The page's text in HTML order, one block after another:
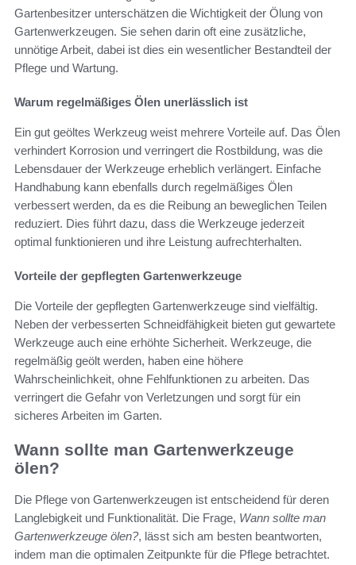
Gartenbesitzer unterschätzen die Wichtigkeit der Ölung von
Gartenwerkzeugen. Sie sehen darin oft eine zusätzliche,
unnötige Arbeit, dabei ist dies ein wesentlicher Bestandteil der
Pflege und Wartung.
Warum regelmäßiges Ölen unerlässlich ist
Ein gut geöltes Werkzeug weist mehrere Vorteile auf. Das Ölen
verhindert Korrosion und verringert die Rostbildung, was die
Lebensdauer der Werkzeuge erheblich verlängert. Einfache
Handhabung kann ebenfalls durch regelmäßiges Ölen
verbessert werden, da es die Reibung an beweglichen Teilen
reduziert. Dies führt dazu, dass die Werkzeuge jederzeit
optimal funktionieren und ihre Leistung aufrechterhalten.
Vorteile der gepflegten Gartenwerkzeuge
Die Vorteile der gepflegten Gartenwerkzeuge sind vielfältig.
Neben der verbesserten Schneidfähigkeit bieten gut gewartete
Werkzeuge auch eine erhöhte Sicherheit. Werkzeuge, die
regelmäßig geölt werden, haben eine höhere
Wahrscheinlichkeit, ohne Fehlfunktionen zu arbeiten. Das
verringert die Gefahr von Verletzungen und sorgt für ein
sicheres Arbeiten im Garten.
Wann sollte man Gartenwerkzeuge
ölen?
Die Pflege von Gartenwerkzeugen ist entscheidend für deren
Langlebigkeit und Funktionalität. Die Frage, Wann sollte man
Gartenwerkzeuge ölen?, lässt sich am besten beantworten,
indem man die optimalen Zeitpunkte für die Pflege betrachtet.